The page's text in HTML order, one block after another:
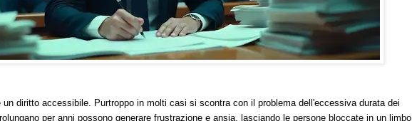
un diritto accessibile. Purtroppo in molti casi si scontra con il problema dell'eccessiva durata dei
per anni possono generare frustrazione e ansia, lasciando le persone bloccate in un limbo